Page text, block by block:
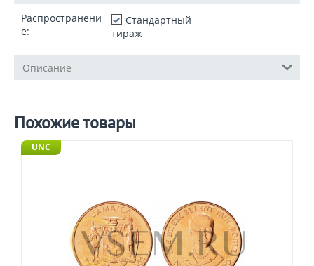
Распространени
е:
Стандартный
тираж
Описание
Похожие товары
UNC